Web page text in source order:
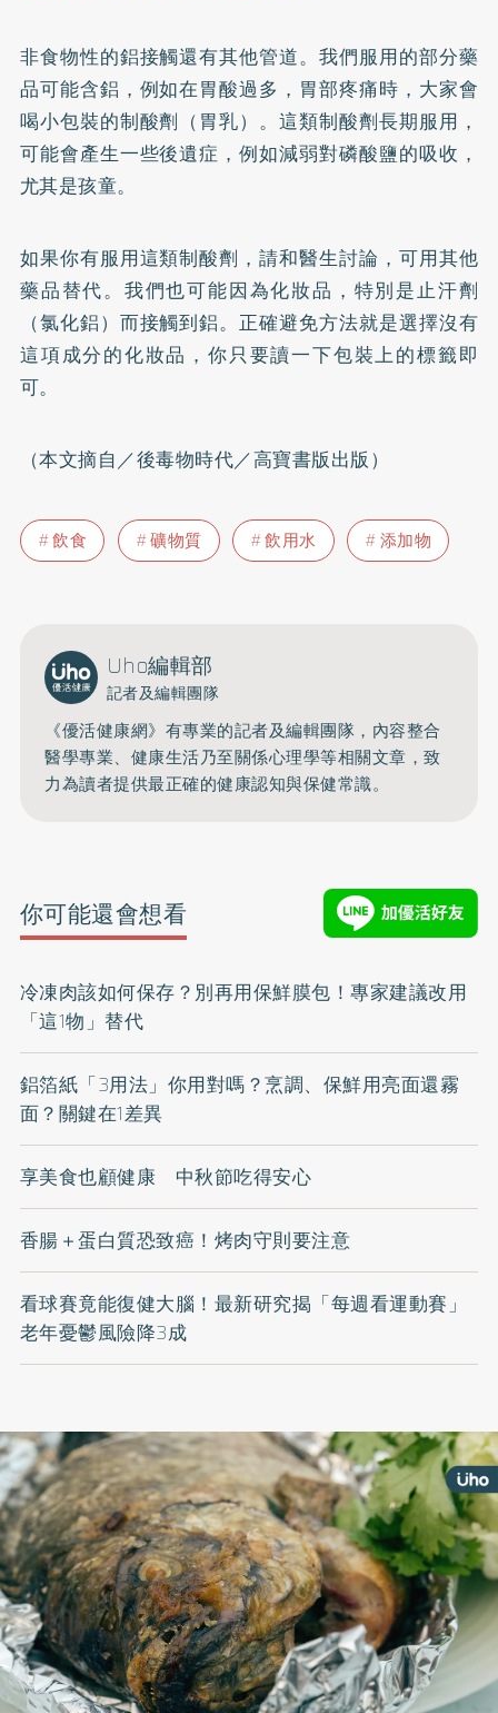
非食物性的鋁接觸還有其他管道。我們服用的部分藥
品可能含鋁，例如在胃酸過多，胃部疼痛時，大家會
喝小包裝的制酸劑（胃乳）。這類制酸劑長期服用，
可能會產生一些後遺症，例如減弱對磷酸鹽的吸收，
尤其是孩童。
如果你有服用這類制酸劑，請和醫生討論，可用其他
藥品替代。我們也可能因為化妝品，特別是止汗劑
（氯化鋁）而接觸到鋁。正確避免方法就是選擇沒有
這項成分的化妝品，你只要讀一下包裝上的標籤即
可。
（本文摘自／後毒物時代／高寶書版出版）
飲食 礦物質 飲用水 添加物
Uho編輯部
記者及編輯團隊
《優活健康網》有專業的記者及編輯團隊，內容整合
醫學專業、健康生活乃至關係心理學等相關文章，致
力為讀者提供最正確的健康認知與保健常識。
你可能還會想看
冷凍肉該如何保存？別再用保鮮膜包！專家建議改用
「這1物」替代
鋁箔紙「3用法」你用對嗎？烹調、保鮮用亮面還霧
面？關鍵在1差異
享美食也顧健康 中秋節吃得安心
香腸＋蛋白質恐致癌！烤肉守則要注意
看球賽竟能復健大腦！最新研究揭「每週看運動賽」
老年憂鬱風險降3成